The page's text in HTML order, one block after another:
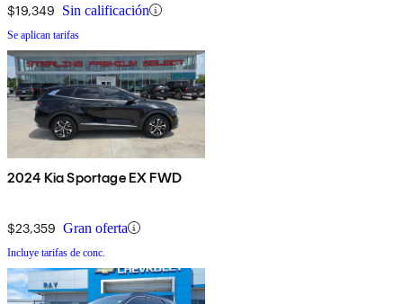
$19,349 Sin calificación
Se aplican tarifas
2024 Kia Sportage EX FWD
$23,359 Gran oferta
Incluye tarifas de conc.